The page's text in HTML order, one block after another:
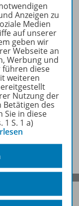
Anzeigen zu
Medien
auf unserer
geben wir
Webseite an
Werbung und
führen diese
weiteren
Nutzung der
des
Sie in diese
S. 1 a)